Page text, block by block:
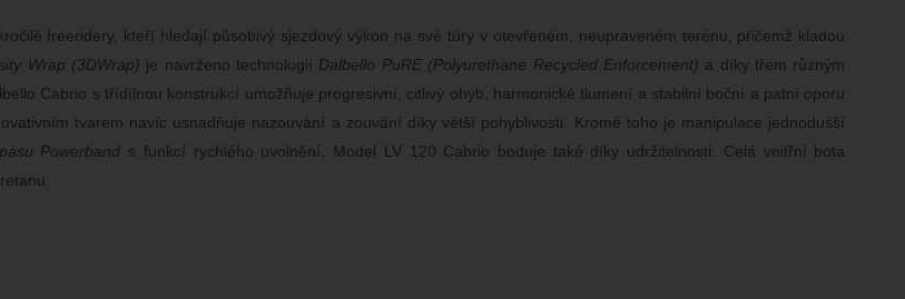
freeridery, kteří hledají působivý sjezdový výkon na své túry v otevřeném, neupraveném terénu, přičemž kladou
Wrap (3DWrap) je navrženo technologií Dalbello PuRE (Polyurethane Recycled Enforcement) a díky třem různým
Cabrio s třídílnou konstrukcí umožňuje progresivní, citlivý ohyb, harmonické tlumení a stabilní boční a patní oporu
tvarem navíc usnadňuje nazouvání a zouvání díky větší pohyblivosti. Kromě toho je manipulace jednodušší
pásu Powerband s funkcí rychlého uvolnění. Model LV 120 Cabrio boduje také díky udržitelnosti: Celá vnitřní bota